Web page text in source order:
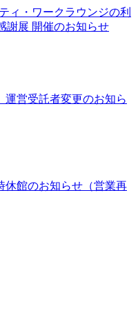
ィ・ワークラウンジの利
謝展 開催のお知らせ
運営受託者変更のお知ら
休館のお知らせ（営業再